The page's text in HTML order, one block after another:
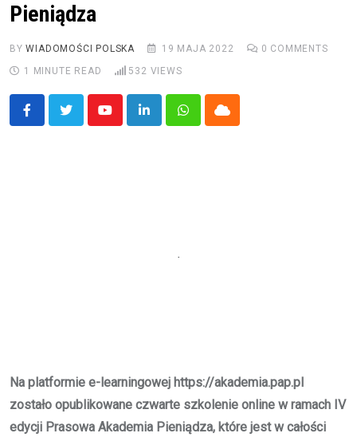
Pieniądza
BYWIADOMOŚCI POLSKA 19 MAJA 2022 0 COMMENTS
1 MINUTE READ
532 VIEWS
YoutubeLinkedInWhatsappCloud
Na platformie e-learningowej https://akademia.pap.pl
zostało opublikowane czwarte szkolenie online w ramach IV
edycji Prasowa Akademia Pieniądza, które jest w całości